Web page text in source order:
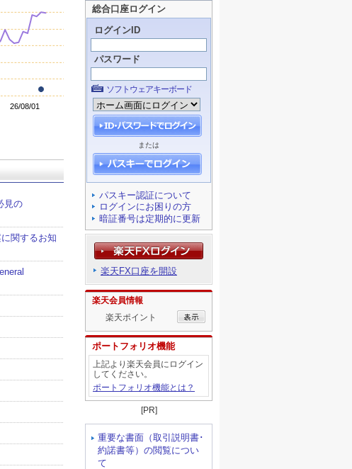
総合口座ログイン
ログインID
パスワード
ソフトウェアキーボード
または
パスキー認証について
ログインにお困りの方
暗証番号は定期的に更新
楽天FX口座を開設
楽天会員情報
楽天ポイント
ポートフォリオ機能
上記より楽天会員にログイン
してください。
ポートフォリオ機能とは？
[PR]
重要な書面（取引説明書･
約諾書等）の閲覧につい
て